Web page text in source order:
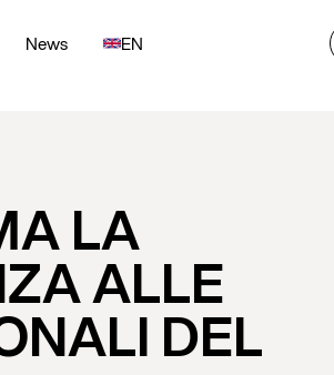
News EN
LA
ALLE
DEL